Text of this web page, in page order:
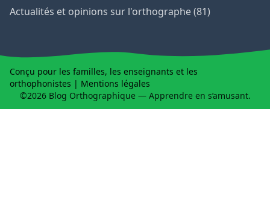
Actualités et opinions sur l'orthographe (81)
Conçu pour les familles, les enseignants et les
orthophonistes | Mentions légales
©2026 Blog Orthographique — Apprendre en s’amusant.